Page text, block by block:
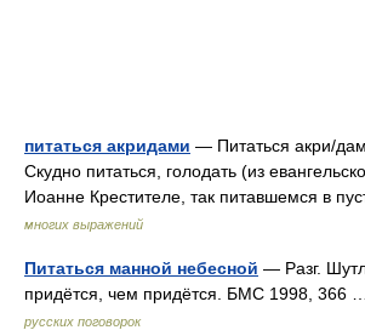
питаться акридами — Питаться акри/
Скудно питаться, голодать (из
Иоанне Крестителе, так питавшемся в
многих выражений
Питаться манной небесной — Разг.
придётся, чем придётся. БМС 1998, 366
русских поговорок